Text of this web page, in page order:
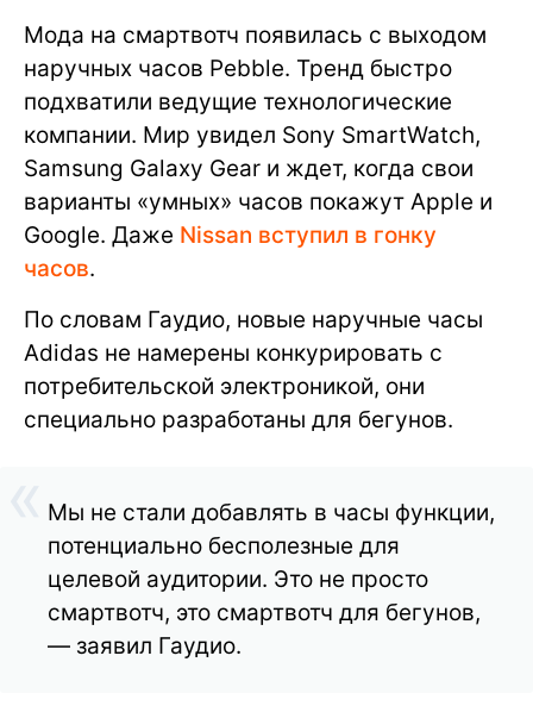
Мода на смартвотч появилась с выходом
наручных часов Pebble. Тренд быстро
подхватили ведущие технологические
компании. Мир увидел Sony SmartWatch,
Samsung Galaxy Gear и ждет, когда свои
варианты «умных» часов покажут Apple и
Google. Даже Nissan вступил в гонку
часов.
По словам Гаудио, новые наручные часы
Adidas не намерены конкурировать с
потребительской электроникой, они
специально разработаны для бегунов.
Мы не стали добавлять в часы функции,
потенциально бесполезные для
целевой аудитории. Это не просто
смартвотч, это смартвотч для бегунов,
— заявил Гаудио.